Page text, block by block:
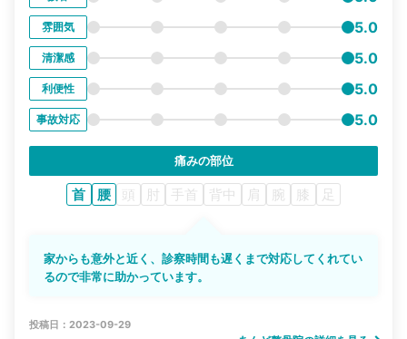
雰囲気 5.0
清潔感 5.0
利便性 5.0
事故対応 5.0
痛みの部位
首 腰 頭 肘 手首 背中 肩 腕 膝 足
家からも意外と近く、診察時間も遅くまで対応してくれてい
るので非常に助かっています。
投稿日：2023-09-29